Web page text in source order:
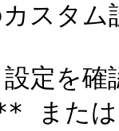
スタ
設定を
また